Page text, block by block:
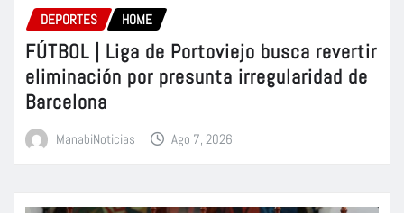
DEPORTES HOME
FÚTBOL | Liga de Portoviejo busca revertir
eliminación por presunta irregularidad de
Barcelona
ManabiNoticias Ago 7, 2026